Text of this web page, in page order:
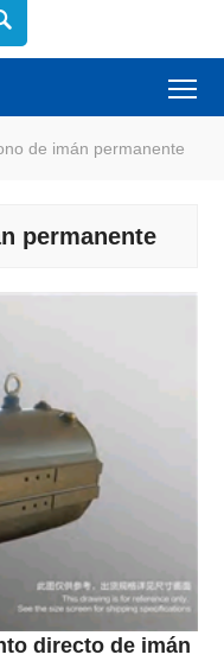
de imán permanente
permanente
directo de imán